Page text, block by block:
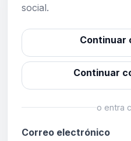
social.
Continuar
Continuar
o entra
Correo electrónico